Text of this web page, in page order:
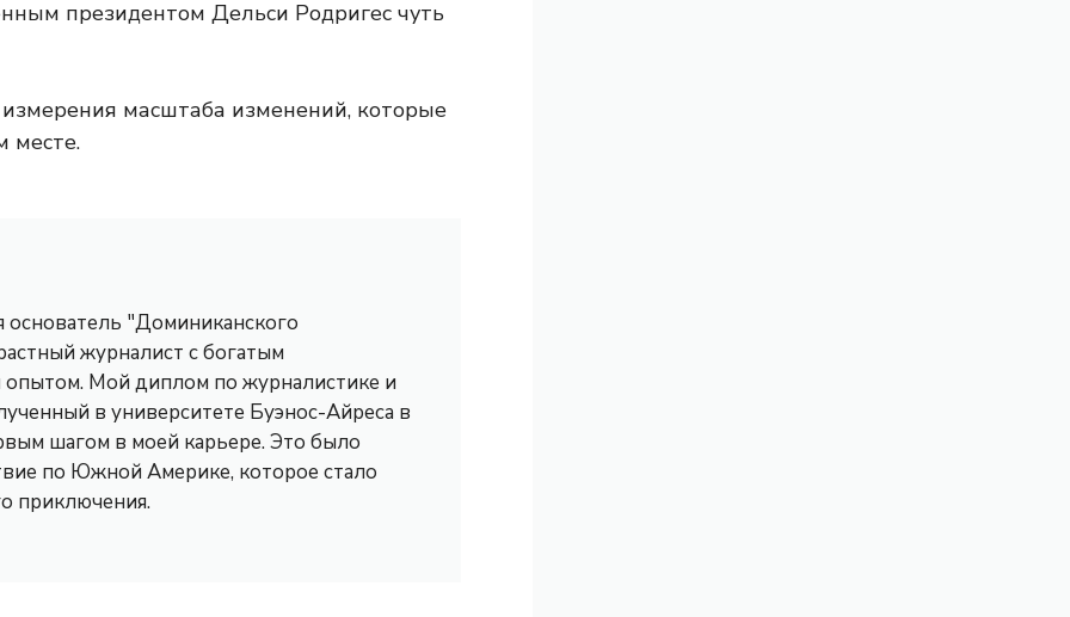
президентом Дельси Родригес чуть
масштаба изменений, которые
месте.
основатель "Доминиканского
журналист с богатым
Мой диплом по журналистике и
в университете Буэнос-Айреса в
шагом в моей карьере. Это было
по Южной Америке, которое стало
приключения.